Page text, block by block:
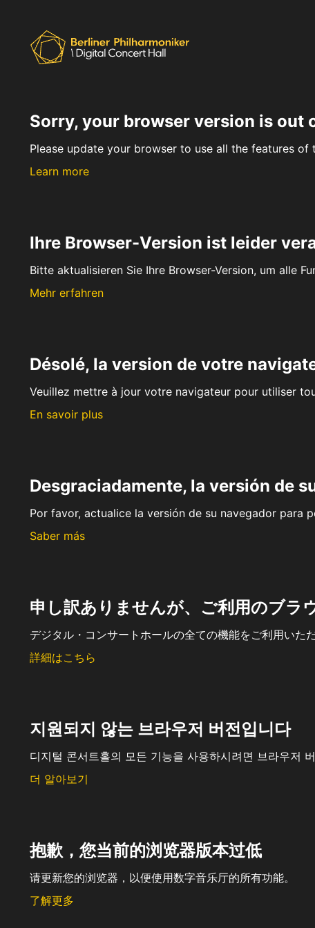
Sorry, your browser version is out
Please update your browser to use all the features of
Learn more
Ihre Browser-Version ist leider
Bitte aktualisieren Sie Ihre Browser-Version, um alle
Mehr erfahren
Désolé, la version de votre
Veuillez mettre à jour votre navigateur pour utiliser
En savoir plus
Desgraciadamente, la versión de
Por favor, actualice la versión de su navegador para
Saber más
申し訳ありませんが、ご利用のブラ
デジタル・コンサートホールの全ての機能をご利用いた
詳細はこちら
지원되지 않는 브라우저 버전입니다
디지털 콘서트홀의 모든 기능을 사용하시려면 브라우저
더 알아보기
抱歉，您当前的浏览器版本过低
请更新您的浏览器，以便使用数字音乐厅的所有功能。
了解更多